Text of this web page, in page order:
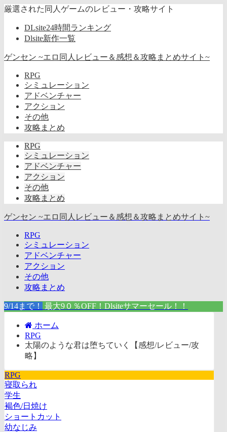
厳選された同人ゲームのレビュー・攻略サイト
DLsite24時間ランキング
Dlsite新作一覧
ゲンセン ~エロ同人レビュー＆感想＆攻略まとめサイト~
RPG
シミュレーション
アドベンチャー
アクション
その他
攻略まとめ
RPG
シミュレーション
アドベンチャー
アクション
その他
攻略まとめ
ゲンセン ~エロ同人レビュー＆感想＆攻略まとめサイト~
RPG
シミュレーション
アドベンチャー
アクション
その他
攻略まとめ
9/14まで！ 最大9０％OFF！Dlsiteサマーセール！！
ホーム
RPG
太陽のような君は堕ちていく【感想/レビュー/攻
略】
RPG
寝取られ
学生
褐色/日焼け
ショートカット
幼なじみ